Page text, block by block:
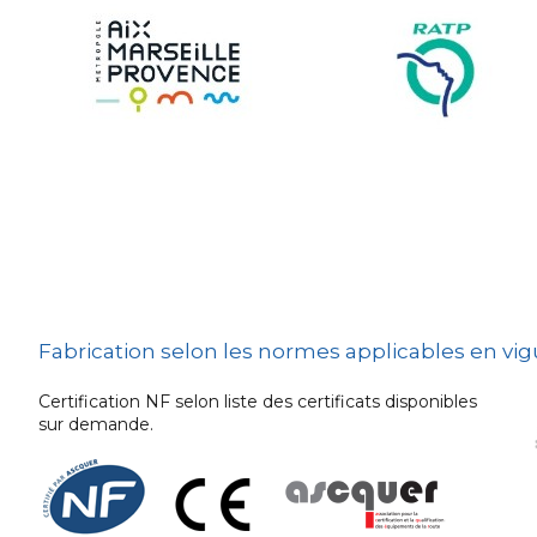
Urban
embarquée
Fabrication selon les normes applicables en
Certification NF selon liste des certificats disponibles
sur demande.